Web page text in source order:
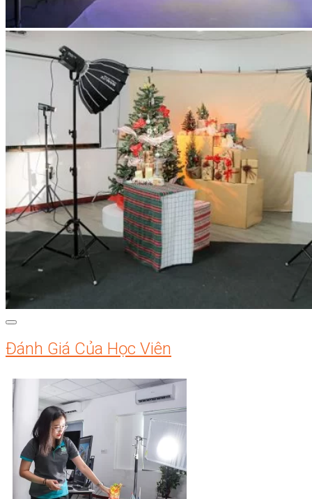
Đánh Giá Của Học Viên